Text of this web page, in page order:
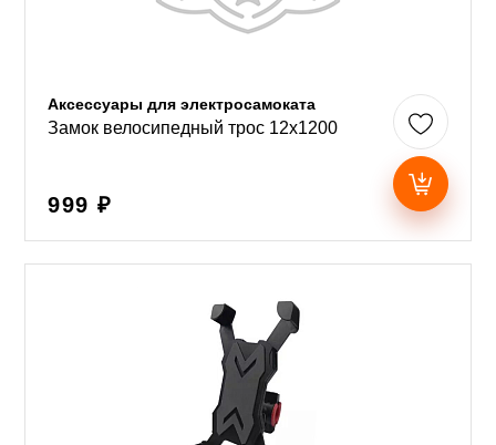
Аксессуары для электросамоката
Замок велосипедный трос 12х1200
999 ₽